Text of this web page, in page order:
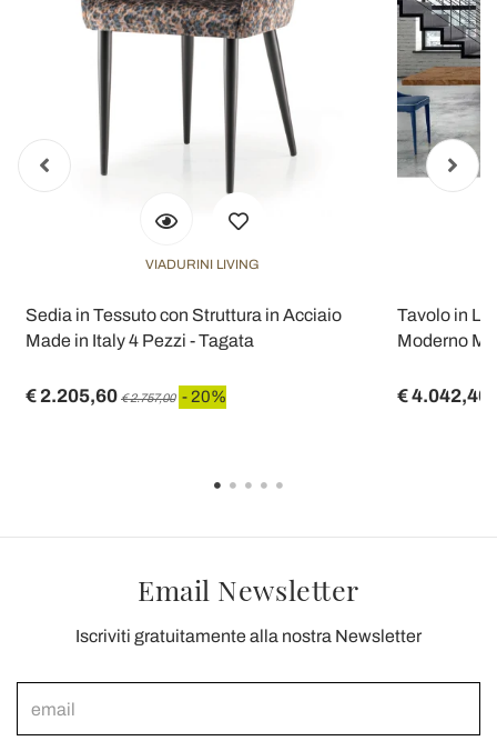
VIADURINI LIVING
Sedia in Tessuto con Struttura in Acciaio
Made in Italy 4 Pezzi - Tagata
€ 2.205,60 € 2.757,00 - 20%
Tavolo in
Moderno
€ 4.042,40
Email Newsletter
Iscriviti gratuitamente alla nostra Newsletter